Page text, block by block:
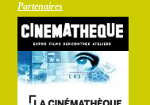
Partenaires